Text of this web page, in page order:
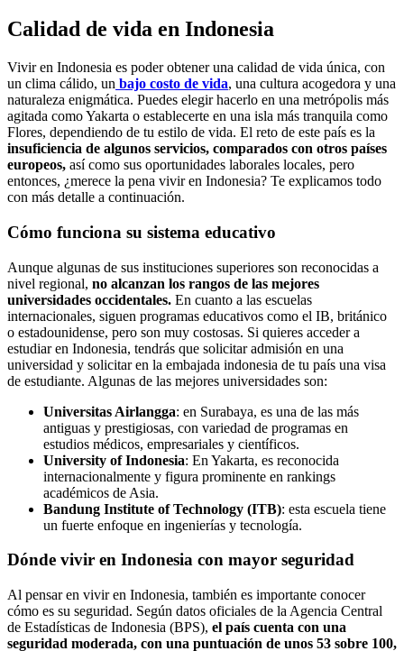
Calidad de vida en Indonesia
Vivir en Indonesia es poder obtener una calidad de vida única, con
un clima cálido, un bajo costo de vida, una cultura acogedora y una
naturaleza enigmática. Puedes elegir hacerlo en una metrópolis más
agitada como Yakarta o establecerte en una isla más tranquila como
Flores, dependiendo de tu estilo de vida. El reto de este país es la
insuficiencia de algunos servicios, comparados con otros países
europeos, así como sus oportunidades laborales locales, pero
entonces, ¿merece la pena vivir en Indonesia? Te explicamos todo
con más detalle a continuación.
Cómo funciona su sistema educativo
Aunque algunas de sus instituciones superiores son reconocidas a
nivel regional, no alcanzan los rangos de las mejores
universidades occidentales. En cuanto a las escuelas
internacionales, siguen programas educativos como el IB, británico
o estadounidense, pero son muy costosas. Si quieres acceder a
estudiar en Indonesia, tendrás que solicitar admisión en una
universidad y solicitar en la embajada indonesia de tu país una visa
de estudiante. Algunas de las mejores universidades son:
Universitas Airlangga: en Surabaya, es una de las más
antiguas y prestigiosas, con variedad de programas en
estudios médicos, empresariales y científicos.
University of Indonesia: En Yakarta, es reconocida
internacionalmente y figura prominente en rankings
académicos de Asia.
Bandung Institute of Technology (ITB): esta escuela tiene
un fuerte enfoque en ingenierías y tecnología.
Dónde vivir en Indonesia con mayor seguridad
Al pensar en vivir en Indonesia, también es importante conocer
cómo es su seguridad. Según datos oficiales de la Agencia Central
de Estadísticas de Indonesia (BPS), el país cuenta con una
seguridad moderada, con una puntuación de unos 53 sobre 100,